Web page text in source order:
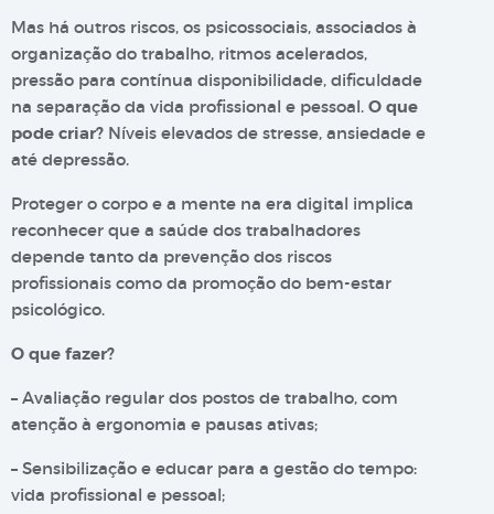
Mas há outros riscos, os psicossociais, associados à
organização do trabalho, ritmos acelerados,
pressão para contínua disponibilidade, dificuldade
na separação da vida profissional e pessoal. O que
pode criar? Níveis elevados de stresse, ansiedade e
até depressão.
Proteger o corpo e a mente na era digital implica
reconhecer que a saúde dos trabalhadores
depende tanto da prevenção dos riscos
profissionais como da promoção do bem-estar
psicológico.
O que fazer?
– Avaliação regular dos postos de trabalho, com
atenção à ergonomia e pausas ativas;
– Sensibilização e educar para a gestão do tempo:
vida profissional e pessoal;